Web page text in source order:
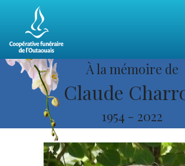
À la mémoire de
Claude
1954 - 2022